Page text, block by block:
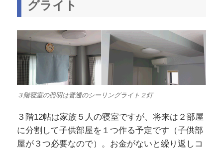
グライト
３階寝室の照明は普通のシーリングライト２灯
３階12帖は家族５人の寝室ですが、将来は２部屋
に分割して子供部屋を１つ作る予定です（子供部
屋が３つ必要なので）。お金がないと繰り返しコ